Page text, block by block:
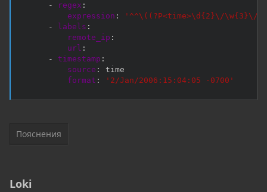
-
regex :
expression :
'^^\((?P<time>\d{2}\/\w{3}\/
-
labels :
remote_ip :
url :
-
timestamp :
source :
time
format : '2/Jan/2006:15:04:05 -0700'
Пояснения
Loki